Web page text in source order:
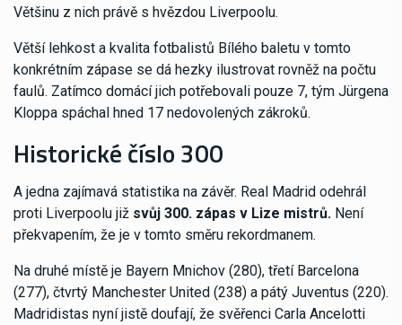
Většinu z nich právě s hvězdou Liverpoolu.
Větší lehkost a kvalita fotbalistů Bílého baletu v tomto
konkrétním zápase se dá hezky ilustrovat rovněž na počtu
faulů. Zatímco domácí jich potřebovali pouze 7, tým Jürgena
Kloppa spáchal hned 17 nedovolených zákroků.
Historické číslo 300
A jedna zajímavá statistika na závěr. Real Madrid odehrál
proti Liverpoolu již svůj 300. zápas v Lize mistrů. Není
překvapením, že je v tomto směru rekordmanem.
Na druhé místě je Bayern Mnichov (280), třetí Barcelona
(277), čtvrtý Manchester United (238) a pátý Juventus (220).
Madridistas nyní jistě doufají, že svěřenci Carla Ancelotti